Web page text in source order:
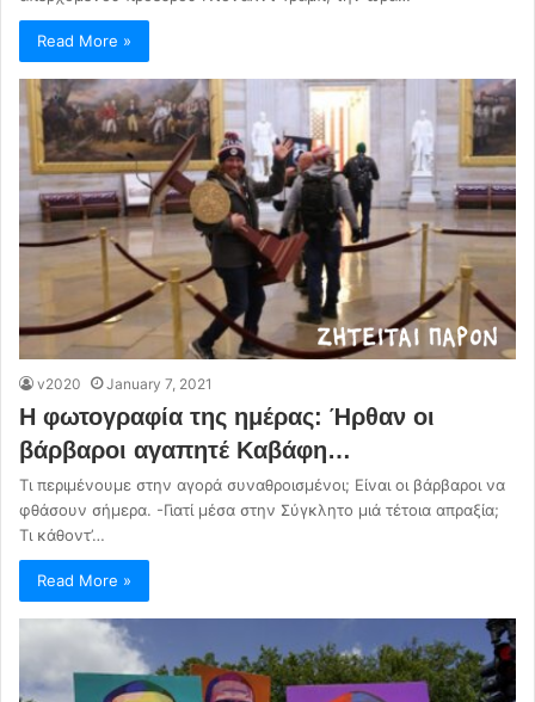
Read More »
v2020 January 7, 2021
Η φωτογραφία της ημέρας: Ήρθαν οι
βάρβαροι αγαπητέ Καβάφη…
Τι περιμένουμε στην αγορά συναθροισμένοι; Είναι οι βάρβαροι να
φθάσουν σήμερα. -Γιατί μέσα στην Σύγκλητο μιά τέτοια απραξία;
Τι κάθοντ’…
Read More »